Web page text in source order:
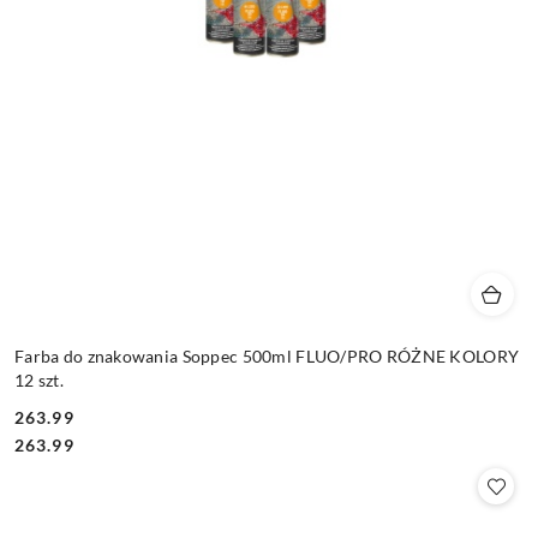
Farba do znakowania Soppec 500ml FLUO/PRO RÓŻNE KOLORY
12 szt.
Cena:
263.99
Cena:
263.99